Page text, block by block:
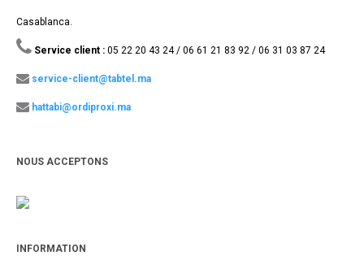
Casablanca.
Service client : 05 22 20 43 24 / 06 61 21 83 92 / 06 31 03 87 24
service-client@tabtel.ma
hattabi@ordiproxi.ma
NOUS ACCEPTONS
INFORMATION